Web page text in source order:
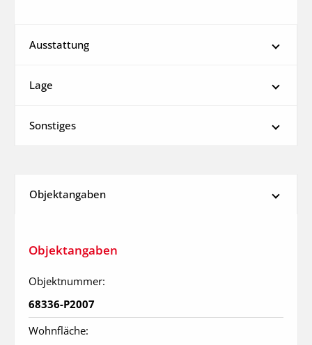
Ausstattung
Lage
Sonstiges
Objektangaben
Objektangaben
Objektnummer:
68336-P2007
Wohnfläche: